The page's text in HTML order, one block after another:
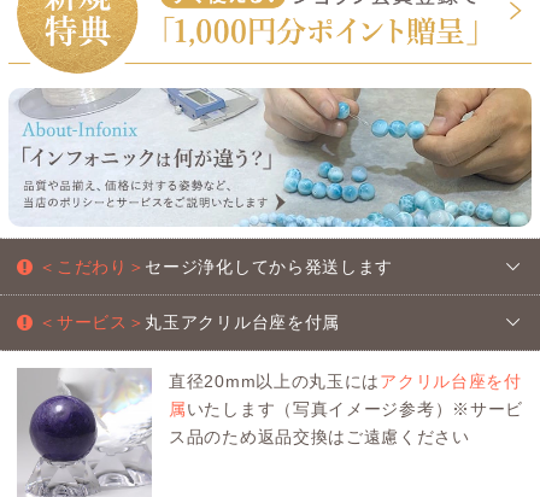
＜こだわり＞ セージ浄化してから発送します
＜サービス＞ 丸玉アクリル台座を付属
直径20mm以上の丸玉にはアクリル台座を付
属いたします（写真イメージ参考）※サービ
ス品のため返品交換はご遠慮ください